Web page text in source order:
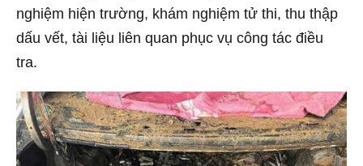
nghiệm hiện trường, khám nghiệm tử thi, thu thập
dấu vết, tài liệu liên quan phục vụ công tác điều
tra.